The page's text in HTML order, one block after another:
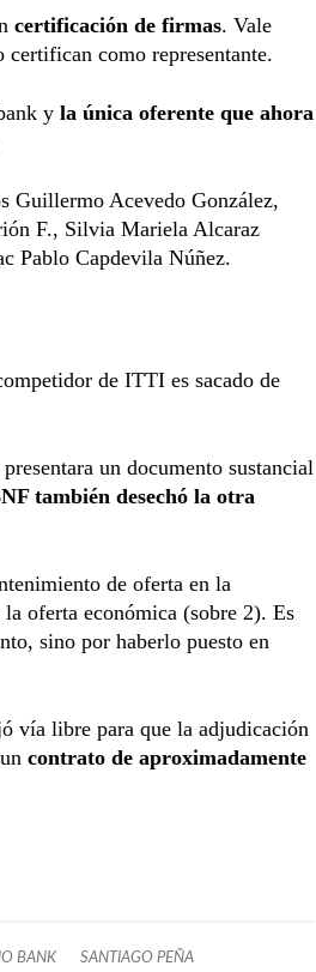
certificación de firmas. Vale
certifican como representante.
y la única oferente que ahora
Guillermo Acevedo González,
F., Silvia Mariela Alcaraz
Pablo Capdevila Núñez.
de ITTI es sacado de
un documento sustancial
también desechó la otra
de oferta en la
oferta económica (sobre 2). Es
sino por haberlo puesto en
vía libre para que la adjudicación
contrato de aproximadamente
BANK SANTIAGO PEÑA